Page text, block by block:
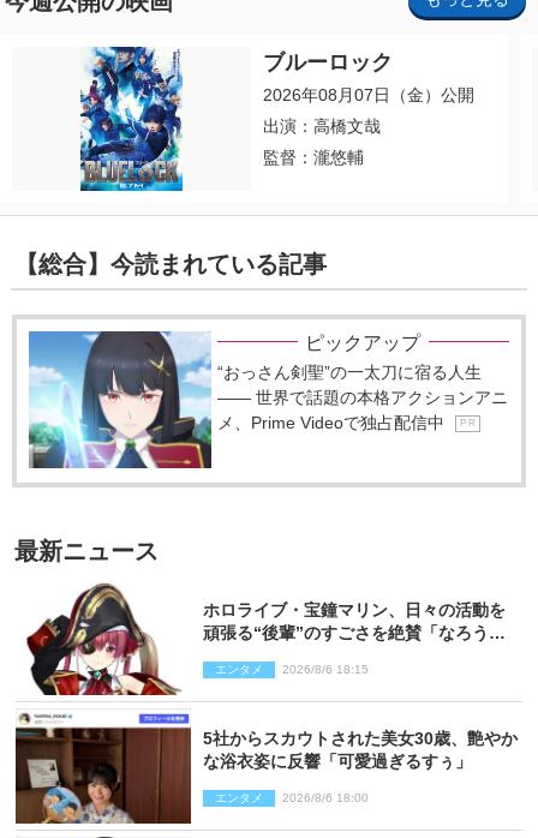
ブルーロック
2026年08月07日（金）公開
出演：高橋文哉
監督：瀧悠輔
【総合】今読まれている記事
ピックアップ
“おっさん剣聖”の一太刀に宿る人生
―― 世界で話題の本格アクションアニ
メ、Prime Videoで独占配信中
P R
最新ニュース
ホロライブ・宝鐘マリン、日々の活動を
頑張る“後輩”のすごさを絶賛「なろう系
エンタメ 2026/8/6 18:15
5社からスカウトされた美女30歳、艶やか
な浴衣姿に反響「可愛過ぎるすぅ」
エンタメ 2026/8/6 18:00